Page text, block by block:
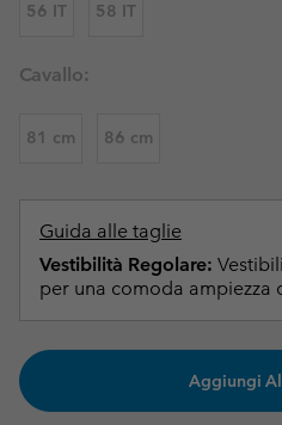
56 IT 58 IT
Cavallo:
81 cm 86 cm
Guida alle taglie
Vestibilità Regolare:
per una comoda ampiezza
Aggiungi